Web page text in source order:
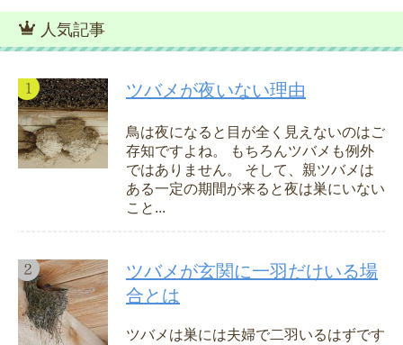
人気記事
ツバメが夜いない理由
鳥は夜になると目が全く見えないのはご
存知ですよね。 もちろんツバメも例外
ではありません。 そして、親ツバメは
ある一定の期間が来ると夜は巣にいない
こと...
ツバメが玄関に一羽だけいる場
合とは
ツバメは巣には夫婦で二羽いるはずです